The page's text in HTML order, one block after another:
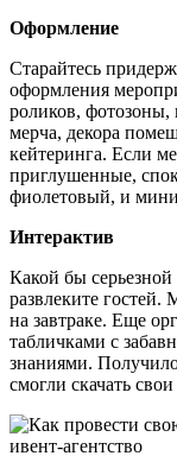
Оформление
Старайтесь
оформления
роликов, фотозоны,
мерча, декора
кейтеринга. Если
приглушенные,
фиолетовый, и
Интерактив
Какой бы
развлеките
на завтраке. Еще
табличками с
знаниями.
смогли скачать